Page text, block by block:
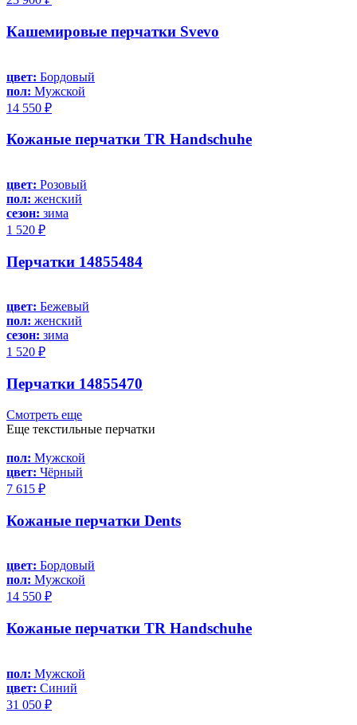
Кашемировые перчатки Svevo
цвет: Бордовый
пол: Мужской
14 550 ₽
Кожаные перчатки TR Handschuhe
цвет: Розовый
пол: женский
сезон: зима
1 520 ₽
Перчатки 14855484
цвет: Бежевый
пол: женский
сезон: зима
1 520 ₽
Перчатки 14855470
Смотреть еще
Еще текстильные перчатки
пол: Мужской
цвет: Чёрный
7 615 ₽
Кожаные перчатки Dents
цвет: Бордовый
пол: Мужской
14 550 ₽
Кожаные перчатки TR Handschuhe
пол: Мужской
цвет: Синий
31 050 ₽